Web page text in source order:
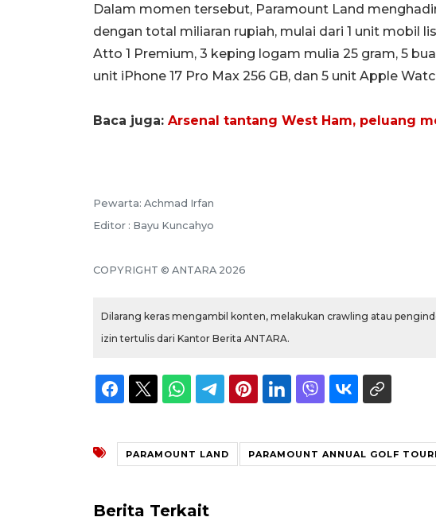
Dalam momen tersebut, Paramount Land
dengan total miliaran rupiah, mulai dari 1 unit mobil
Atto 1 Premium, 3 keping logam mulia 25 gram, 5
unit iPhone 17 Pro Max 256 GB, dan 5 unit Apple
Baca juga: Arsenal tantang West Ham, peluang
Pewarta: Achmad Irfan
Editor : Bayu Kuncahyo
COPYRIGHT © ANTARA 2026
Dilarang keras mengambil konten, melakukan crawling atau
izin tertulis dari Kantor Berita ANTARA.
PARAMOUNT LAND PARAMOUNT ANNUAL GOLF
Berita Terkait